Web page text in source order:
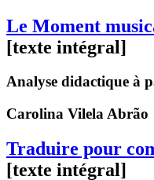
Le Moment
[texte intégral]
Analyse didactique à
Carolina Vilela Abrão
Traduire pour
[texte intégral]